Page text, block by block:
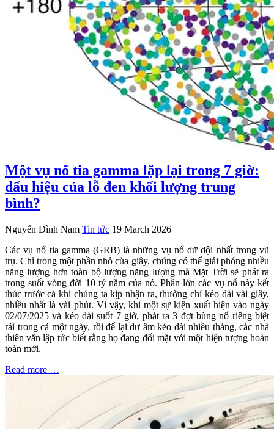
Một vụ nổ tia gamma lặp lại trong 7 giờ:
dấu hiệu của lỗ đen khối lượng trung
bình?
Nguyễn Đình Nam Tin tức 19 March 2026
Các vụ nổ tia gamma (GRB) là những vụ nổ dữ dội nhất trong vũ
trụ. Chỉ trong một phần nhỏ của giây, chúng có thể giải phóng nhiều
năng lượng hơn toàn bộ lượng năng lượng mà Mặt Trời sẽ phát ra
trong suốt vòng đời 10 tỷ năm của nó. Phần lớn các vụ nổ này kết
thúc trước cả khi chúng ta kịp nhận ra, thường chỉ kéo dài vài giây,
nhiều nhất là vài phút. Vì vậy, khi một sự kiện xuất hiện vào ngày
02/07/2025 và kéo dài suốt 7 giờ, phát ra 3 đợt bùng nổ riêng biệt
rải trong cả một ngày, rồi để lại dư âm kéo dài nhiều tháng, các nhà
thiên văn lập tức biết rằng họ đang đối mặt với một hiện tượng hoàn
toàn mới.
Read more …